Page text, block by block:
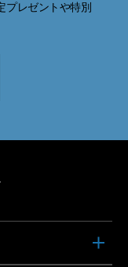
プレゼントや特別